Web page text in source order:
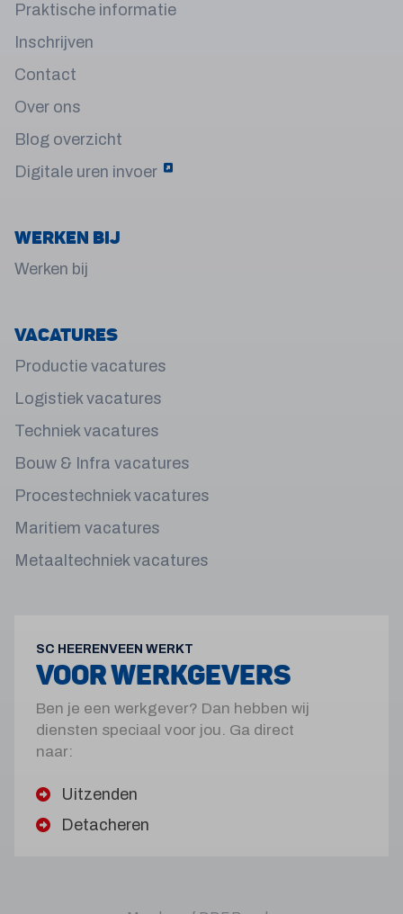
Praktische informatie
Inschrijven
Contact
Over ons
Blog overzicht
Digitale uren invoer
Werken bij
Werken bij
Vacatures
Productie vacatures
Logistiek vacatures
Techniek vacatures
Bouw & Infra vacatures
Procestechniek vacatures
Maritiem vacatures
Metaaltechniek vacatures
SC HEERENVEEN WERKT
VOOR WERKGEVERS
Ben je een werkgever? Dan hebben wij
diensten speciaal voor jou. Ga direct
naar:
Uitzenden
Detacheren